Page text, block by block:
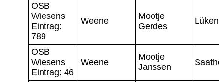
OSB
Wiesens
Eintrag:
789
Weene
Mootje
Gerdes
Lüken
OSB
Wiesens
Eintrag: 46
Weene
Mootje
Janssen